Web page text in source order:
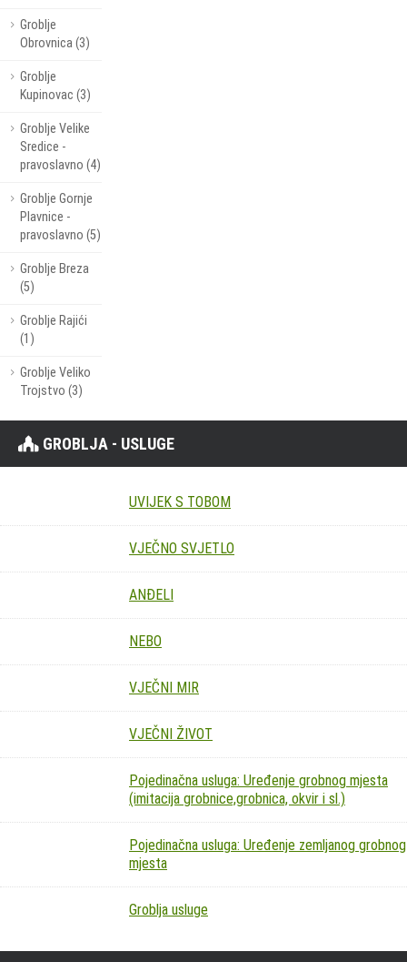
Groblje
Obrovnica (3)
Groblje
Kupinovac (3)
Groblje Velike
Sredice -
pravoslavno (4)
Groblje Gornje
Plavnice -
pravoslavno (5)
Groblje Breza
(5)
Groblje Rajići
(1)
Groblje Veliko
Trojstvo (3)
GROBLJA - USLUGE
UVIJEK S TOBOM
VJEČNO SVJETLO
ANĐELI
NEBO
VJEČNI MIR
VJEČNI ŽIVOT
Pojedinačna usluga: Uređenje grobnog mjesta
(imitacija grobnice,grobnica, okvir i sl.)
Pojedinačna usluga: Uređenje zemljanog grobnog
mjesta
Groblja usluge